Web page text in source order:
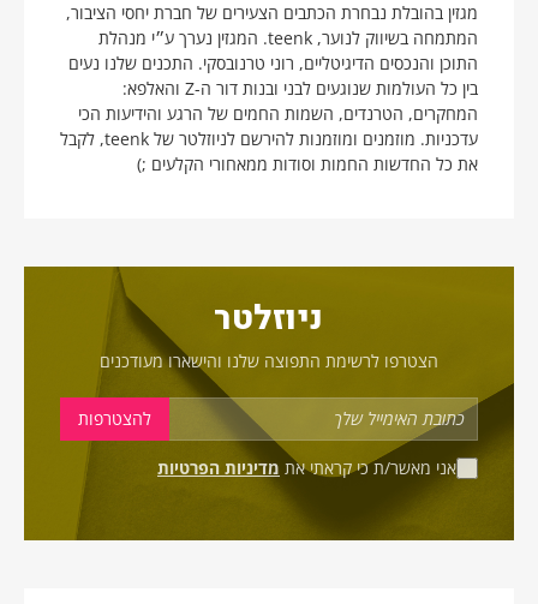
מגזין בהובלת נבחרת הכתבים הצעירים של חברת יחסי הציבור,
המתמחה בשיווק לנוער, teenk. המגזין נערך ע״י מנהלת
התוכן והנכסים הדיגיטליים, רוני טרנובסקי. התכנים שלנו נעים
בין כל העולמות שנוגעים לבני ובנות דור ה-Z והאלפא:
המחקרים, הטרנדים, השמות החמים של הרגע והידיעות הכי
עדכניות. מוזמנים ומוזמנות להירשם לניוזלטר של teenk, לקבל
את כל החדשות החמות וסודות ממאחורי הקלעים ;)
ניוזלטר
הצטרפו לרשימת התפוצה שלנו והישארו מעודכנים
אני מאשר/ת כי קראתי את מדיניות הפרטיות